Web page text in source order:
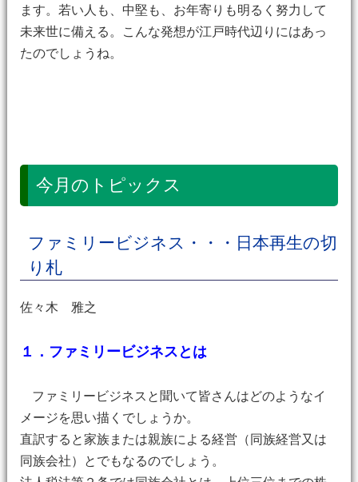
ます。若い人も、中堅も、お年寄りも明るく努力して
未来世に備える。こんな発想が江戸時代辺りにはあっ
たのでしょうね。
今月のトピックス
ファミリービジネス・・・日本再生の切
り札
佐々木 雅之
１．ファミリービジネスとは
ファミリービジネスと聞いて皆さんはどのようなイ
メージを思い描くでしょうか。
直訳すると家族または親族による経営（同族経営又は
同族会社）とでもなるのでしょう。